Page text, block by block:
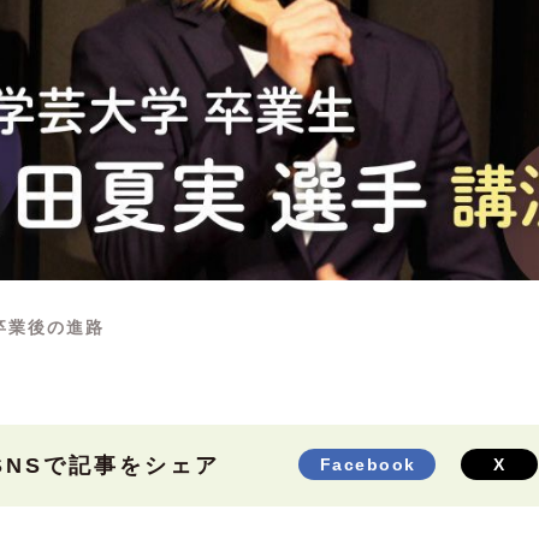
業後の進路
で記事をシェア Facebook X